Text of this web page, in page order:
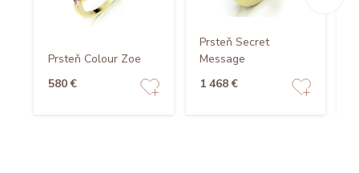
Prsteň Colour Zoe
580 €
Prsteň Secret
Message
1 468 €